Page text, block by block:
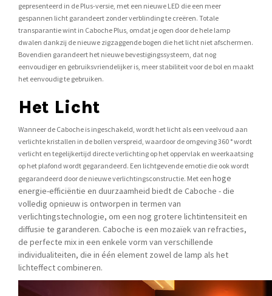
gepresenteerd in de Plus-versie, met een nieuwe LED die een meer
gespannen licht garandeert zonder verblinding te creëren. Totale
transparantie wint in Caboche Plus, omdat je ogen door de hele lamp
dwalen dankzij de nieuwe zigzaggende bogen die het licht niet afschermen.
Bovendien garandeert het nieuwe bevestigingssysteem, dat nog
eenvoudiger en gebruiksvriendelijker is, meer stabiliteit voor de bol en maakt
het eenvoudig te gebruiken.
Het Licht
Wanneer de Caboche is ingeschakeld, wordt het licht als een veelvoud aan
verlichte kristallen in de bollen verspreid, waardoor de omgeving 360 ° wordt
verlicht en tegelijkertijd directe verlichting op het oppervlak en weerkaatsing
op het plafond wordt gegarandeerd. Een lichtgevende emotie die ook wordt
gegarandeerd door de nieuwe verlichtingsconstructie. Met een hoge
energie-efficiëntie en duurzaamheid biedt de Caboche - die
volledig opnieuw is ontworpen in termen van
verlichtingstechnologie, om een ​​nog grotere lichtintensiteit en
diffusie te garanderen. Caboche is een mozaïek van refracties,
de perfecte mix in een enkele vorm van verschillende
individualiteiten, die in één element zowel de lamp als het
lichteffect combineren.